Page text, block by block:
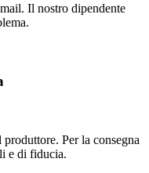
Il nostro dipendente
Per la consegna
e di fiducia.